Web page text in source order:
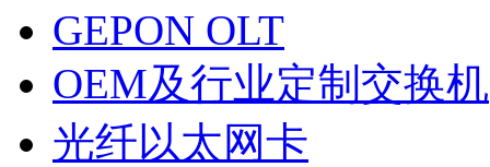
GEPON OLT
OEM及行业定制交换机
光纤以太网卡